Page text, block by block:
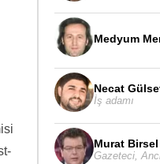
Medyum
Necat
İş adamı
Murat Birsel
Gazeteci